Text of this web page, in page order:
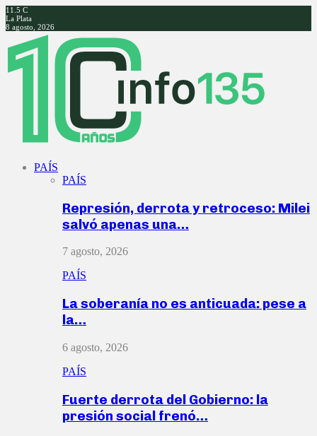
11.5 C
La Plata
8 agosto, 2026
Facebook
Twitter
Instagram
Youtube
PAÍS
PAÍS
Represión, derrota y retroceso: Milei
salvó apenas una…
7 agosto, 2026
PAÍS
La soberanía no es anticuada: pese a
la…
6 agosto, 2026
PAÍS
Fuerte derrota del Gobierno: la
presión social frenó…